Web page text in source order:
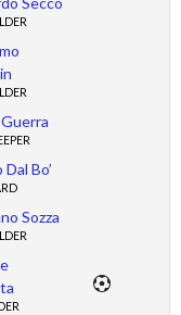
Bo’
Sozza